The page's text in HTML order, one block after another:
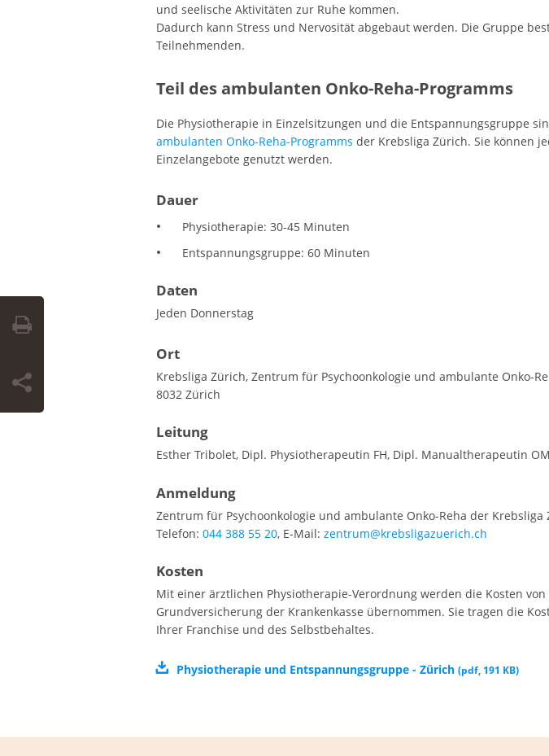
und seelische Aktivitäten zur Ruhe kommen.
Dadurch kann Stress und Nervosität abgebaut werden. Die Gruppe
Teilnehmenden.
Teil des ambulanten Onko-Reha-Programms
Die Physiotherapie in Einzelsitzungen und die Entspannungsgruppe
ambulanten Onko-Reha-Programms der Krebsliga Zürich. Sie können
Einzelangebote genutzt werden.
Dauer
Physiotherapie: 30-45 Minuten
Entspannungsgruppe: 60 Minuten
Daten
Jeden Donnerstag
Ort
Krebsliga Zürich, Zentrum für Psychoonkologie und ambulante Onko-
8032 Zürich
Leitung
Esther Tribolet, Dipl. Physiotherapeutin FH, Dipl. Manualtherapeutin
Anmeldung
Zentrum für Psychoonkologie und ambulante Onko-Reha der Krebsliga
Telefon: 044 388 55 20, E-Mail: zentrum@krebsligazuerich.ch
Kosten
Mit einer ärztlichen Physiotherapie-Verordnung werden die Kosten
Grundversicherung der Krankenkasse übernommen. Sie tragen die
Ihrer Franchise und des Selbstbehaltes.
Physiotherapie und Entspannungsgruppe - Zürich (pdf, 191 KB)